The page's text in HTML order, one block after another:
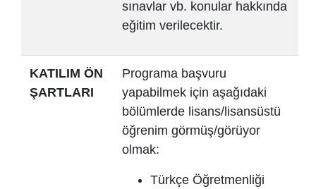
sınavlar vb. konular hakkında
eğitim verilecektir.
KATILIM ÖN
ŞARTLARI
Programa başvuru
yapabilmek için aşağıdaki
bölümlerde lisans/lisansüstü
öğrenim görmüş/görüyor
olmak:
Türkçe Öğretmenliği